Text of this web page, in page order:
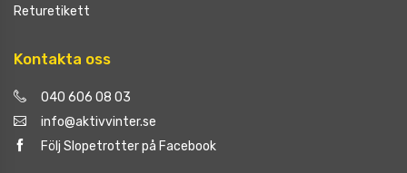
Returetikett
Kontakta oss
040 606 08 03
info@aktivvinter.se
Följ Slopetrotter på Facebook